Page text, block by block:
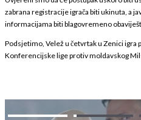
zabrana registracije igrača biti ukinuta, a
informacijama biti blagovremeno
Podsjetimo, Velež u četvrtak u Zenici igra
Konferencijske lige protiv moldavskog